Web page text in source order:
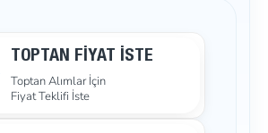
TOPTAN FIYAT İSTE
Toptan Alımlar İçin
Fiyat Teklifi İste